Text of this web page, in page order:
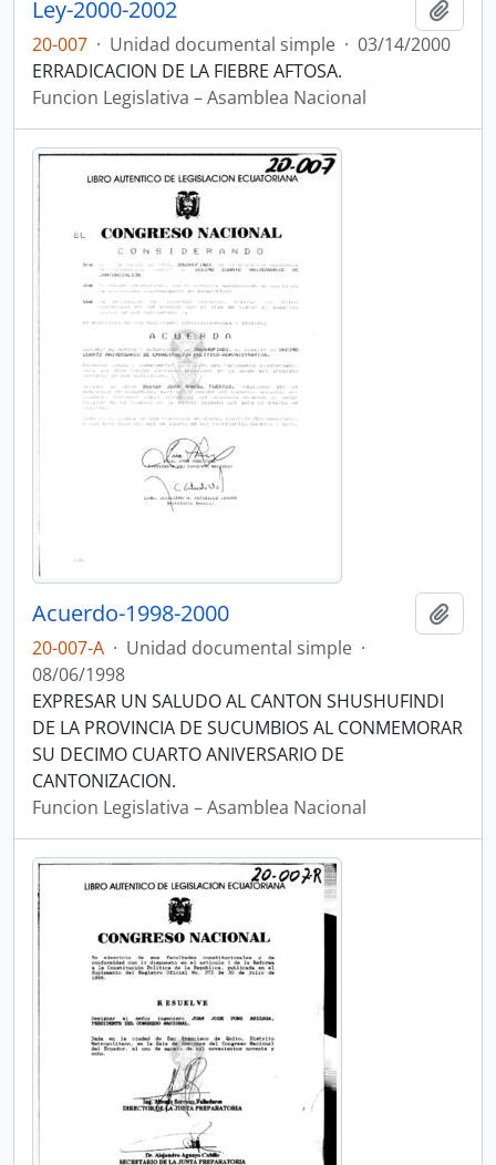
Ley-2000-2002
20-007 · Unidad documental simple · 03/14/2000
ERRADICACION DE LA FIEBRE AFTOSA.
Funcion Legislativa – Asamblea Nacional
Acuerdo-1998-2000
20-007-A · Unidad documental simple ·
08/06/1998
EXPRESAR UN SALUDO AL CANTON SHUSHUFINDI
DE LA PROVINCIA DE SUCUMBIOS AL CONMEMORAR
SU DECIMO CUARTO ANIVERSARIO DE
CANTONIZACION.
Funcion Legislativa – Asamblea Nacional